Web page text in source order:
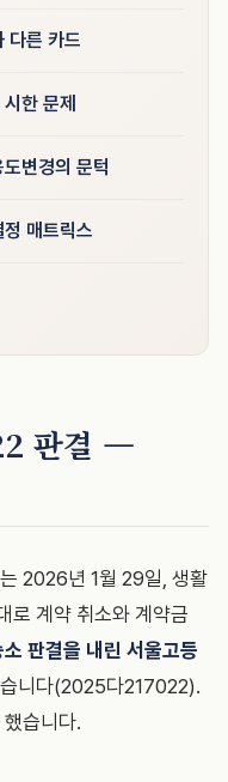
다른 카드
한 문제
변경의 문턱
매트릭스
판결 —
2026년 1월 29일, 생활
로 계약 취소와 계약금
판결을 내린 서울고등
니다(2025다217022).
습니다.